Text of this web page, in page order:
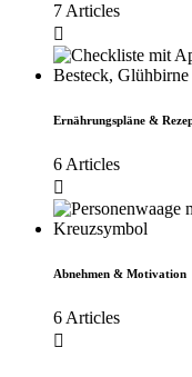
7 Articles
Ernährungspläne &
6 Articles
Abnehmen & Motivation
6 Articles